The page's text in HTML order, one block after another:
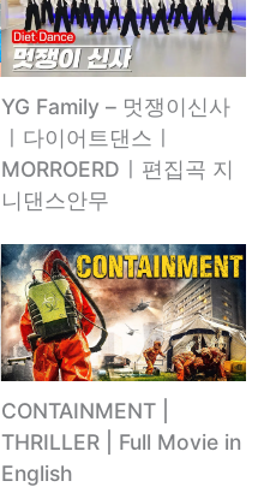
YG Family – 멋쟁이신사
ㅣ다이어트댄스ㅣ
MORROERDㅣ편집곡 지
니댄스안무
CONTAINMENT |
THRILLER | Full Movie in
English